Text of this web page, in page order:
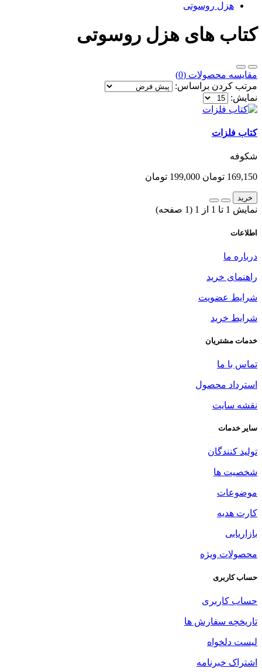
هزل روسوتی
کتاب های هزل روسوتی
مقایسه محصولات (0)
مرتب کردن براساس:
نمایش:
کتاب فلزات
شکوفه
169,150 تومان 199,000 تومان
خرید
نمایش 1 تا 1 از 1 (1 صفحه)
اطلاعات
درباره ما
راهنمای خرید
شرایط عضویت
شرایط خرید
خدمات مشتریان
تماس با ما
استرداد محصول
نقشه سایت
سایر خدمات
تولید کنندگان
شخصیت ها
موضوعات
کارت هدیه
بازاریابی
محصولات ویژه
حساب کاربری
حساب کاربری
تاریخچه سفارش ها
لیست دلخواه
اشتراک خبرنامه